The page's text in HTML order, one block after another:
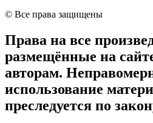
© Все права защищены
Права на все
размещённые на
авторам.
использование
преследуется по